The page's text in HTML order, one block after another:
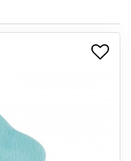
+
+